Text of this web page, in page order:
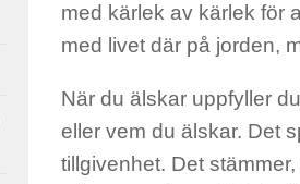
med kärlek av kärlek för
med livet där på jorden,
När du älskar uppfyller
eller vem du älskar. Det
tillgivenhet. Det